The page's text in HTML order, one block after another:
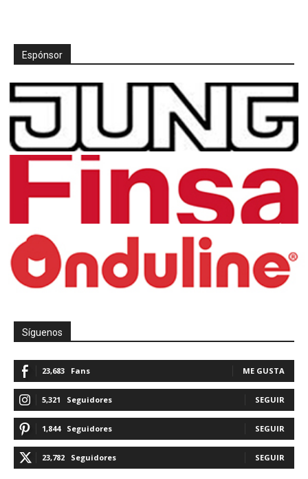
Espónsor
Síguenos
23,683 Fans ME GUSTA
5,321 Seguidores SEGUIR
1,844 Seguidores SEGUIR
23,782 Seguidores SEGUIR